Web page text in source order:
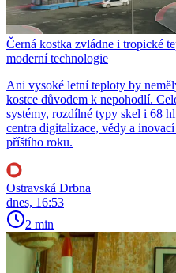
Černá kostka zvládne i tropické
moderní technologie
Ani vysoké letní teploty by
kostce důvodem k nepohodlí.
systémy, rozdílné typy skel i 68
centra digitalizace, vědy a
příštího roku.
Ostravská Drbna
dnes, 16:53
2 min